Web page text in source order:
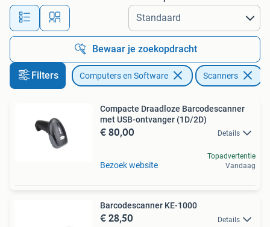
Alle afstanden…
Bewaar je zoekopdracht
Filters Computers en Software Scanners
Compacte Draadloze Barcodescanner
met USB-ontvanger (1D/2D)
€ 80,00 Details
Bezoek website
Topadvertentie
Vandaag
Barcodescanner KE-1000
€ 28,50 Details